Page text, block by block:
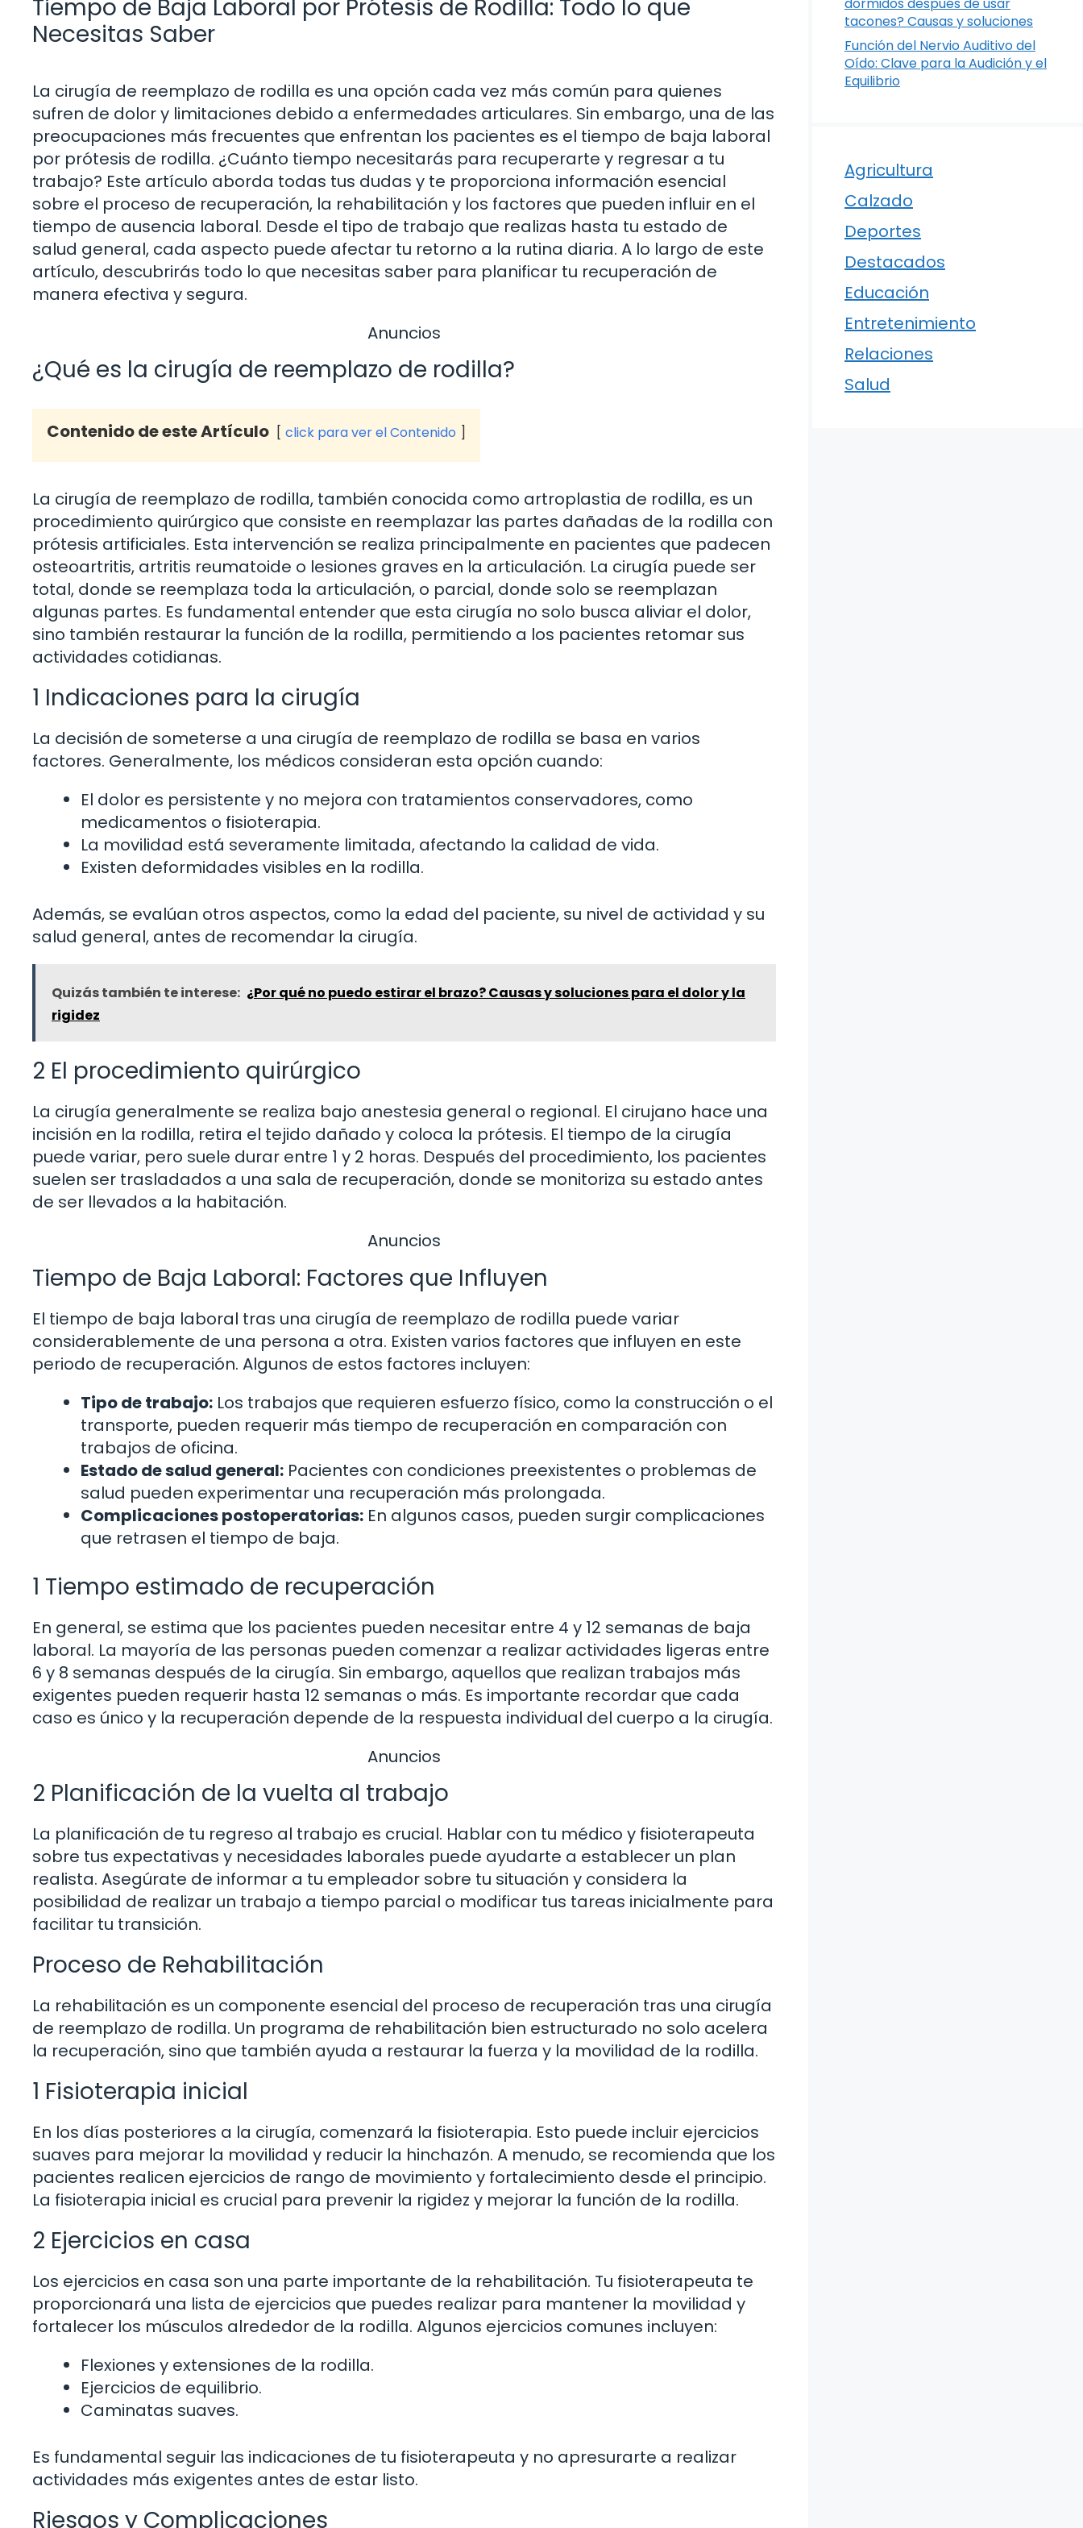
Tiempo de Baja Laboral por Prótesis de Rodilla: Todo lo que
Necesitas Saber
La cirugía de reemplazo de rodilla es una opción cada vez más común para quienes
sufren de dolor y limitaciones debido a enfermedades articulares. Sin embargo, una de las
preocupaciones más frecuentes que enfrentan los pacientes es el tiempo de baja laboral
por prótesis de rodilla. ¿Cuánto tiempo necesitarás para recuperarte y regresar a tu
trabajo? Este artículo aborda todas tus dudas y te proporciona información esencial
sobre el proceso de recuperación, la rehabilitación y los factores que pueden influir en el
tiempo de ausencia laboral. Desde el tipo de trabajo que realizas hasta tu estado de
salud general, cada aspecto puede afectar tu retorno a la rutina diaria. A lo largo de este
artículo, descubrirás todo lo que necesitas saber para planificar tu recuperación de
manera efectiva y segura.
Anuncios
¿Qué es la cirugía de reemplazo de rodilla?
Contenido de este Artículo click para ver el Contenido
La cirugía de reemplazo de rodilla, también conocida como artroplastia de rodilla, es un
procedimiento quirúrgico que consiste en reemplazar las partes dañadas de la rodilla con
prótesis artificiales. Esta intervención se realiza principalmente en pacientes que padecen
osteoartritis, artritis reumatoide o lesiones graves en la articulación. La cirugía puede ser
total, donde se reemplaza toda la articulación, o parcial, donde solo se reemplazan
algunas partes. Es fundamental entender que esta cirugía no solo busca aliviar el dolor,
sino también restaurar la función de la rodilla, permitiendo a los pacientes retomar sus
actividades cotidianas.
1 Indicaciones para la cirugía
La decisión de someterse a una cirugía de reemplazo de rodilla se basa en varios
factores. Generalmente, los médicos consideran esta opción cuando:
El dolor es persistente y no mejora con tratamientos conservadores, como
medicamentos o fisioterapia.
La movilidad está severamente limitada, afectando la calidad de vida.
Existen deformidades visibles en la rodilla.
Además, se evalúan otros aspectos, como la edad del paciente, su nivel de actividad y su
salud general, antes de recomendar la cirugía.
Quizás también te interese: ¿Por qué no puedo estirar el brazo? Causas y soluciones para el dolor y la
rigidez
2 El procedimiento quirúrgico
La cirugía generalmente se realiza bajo anestesia general o regional. El cirujano hace una
incisión en la rodilla, retira el tejido dañado y coloca la prótesis. El tiempo de la cirugía
puede variar, pero suele durar entre 1 y 2 horas. Después del procedimiento, los pacientes
suelen ser trasladados a una sala de recuperación, donde se monitoriza su estado antes
de ser llevados a la habitación.
Anuncios
Tiempo de Baja Laboral: Factores que Influyen
El tiempo de baja laboral tras una cirugía de reemplazo de rodilla puede variar
considerablemente de una persona a otra. Existen varios factores que influyen en este
periodo de recuperación. Algunos de estos factores incluyen:
Tipo de trabajo: Los trabajos que requieren esfuerzo físico, como la construcción o el
transporte, pueden requerir más tiempo de recuperación en comparación con
trabajos de oficina.
Estado de salud general: Pacientes con condiciones preexistentes o problemas de
salud pueden experimentar una recuperación más prolongada.
Complicaciones postoperatorias: En algunos casos, pueden surgir complicaciones
que retrasen el tiempo de baja.
1 Tiempo estimado de recuperación
En general, se estima que los pacientes pueden necesitar entre 4 y 12 semanas de baja
laboral. La mayoría de las personas pueden comenzar a realizar actividades ligeras entre
6 y 8 semanas después de la cirugía. Sin embargo, aquellos que realizan trabajos más
exigentes pueden requerir hasta 12 semanas o más. Es importante recordar que cada
caso es único y la recuperación depende de la respuesta individual del cuerpo a la cirugía.
Anuncios
2 Planificación de la vuelta al trabajo
La planificación de tu regreso al trabajo es crucial. Hablar con tu médico y fisioterapeuta
sobre tus expectativas y necesidades laborales puede ayudarte a establecer un plan
realista. Asegúrate de informar a tu empleador sobre tu situación y considera la
posibilidad de realizar un trabajo a tiempo parcial o modificar tus tareas inicialmente para
facilitar tu transición.
Proceso de Rehabilitación
La rehabilitación es un componente esencial del proceso de recuperación tras una cirugía
de reemplazo de rodilla. Un programa de rehabilitación bien estructurado no solo acelera
la recuperación, sino que también ayuda a restaurar la fuerza y la movilidad de la rodilla.
1 Fisioterapia inicial
En los días posteriores a la cirugía, comenzará la fisioterapia. Esto puede incluir ejercicios
suaves para mejorar la movilidad y reducir la hinchazón. A menudo, se recomienda que los
pacientes realicen ejercicios de rango de movimiento y fortalecimiento desde el principio.
La fisioterapia inicial es crucial para prevenir la rigidez y mejorar la función de la rodilla.
2 Ejercicios en casa
Los ejercicios en casa son una parte importante de la rehabilitación. Tu fisioterapeuta te
proporcionará una lista de ejercicios que puedes realizar para mantener la movilidad y
fortalecer los músculos alrededor de la rodilla. Algunos ejercicios comunes incluyen:
Flexiones y extensiones de la rodilla.
Ejercicios de equilibrio.
Caminatas suaves.
Es fundamental seguir las indicaciones de tu fisioterapeuta y no apresurarte a realizar
actividades más exigentes antes de estar listo.
Riesgos y Complicaciones
tacones? Causas y soluciones
Función del Nervio Auditivo del
Oído: Clave para la Audición y el
Equilibrio
Agricultura
Calzado
Deportes
Destacados
Educación
Entretenimiento
Relaciones
Salud